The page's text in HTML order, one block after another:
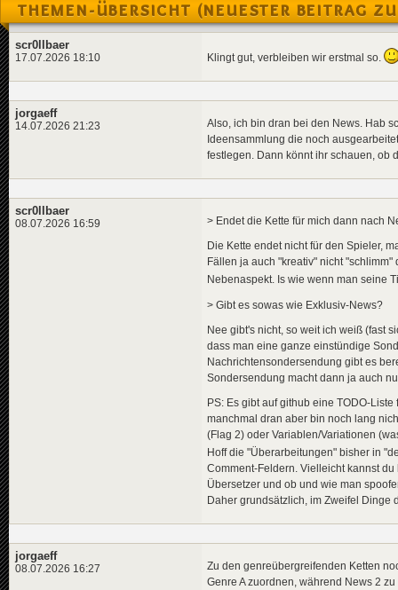
THEMEN-ÜBERSICHT (NEUESTER BEITRAG
scr0llbaer
17.07.2026 18:10 Klingt gut, verbleiben wir erstmal so.
jorgaeff
14.07.2026 21:23
Also, ich bin dran bei den News. Hab
Ideensammlung die noch
festlegen. Dann könnt ihr schauen, ob
scr0llbaer
08.07.2026 16:59 > Endet die Kette für mich dann nach
Die Kette endet nicht für den Spieler,
Fällen ja auch "kreativ" nicht
Nebenaspekt. Is wie wenn man seine
> Gibt es sowas wie Exklusiv-News?
Nee gibt's nicht, so weit ich weiß (fast
dass man eine ganze einstündige
Nachrichtensondersendung gibt es
Sondersendung macht dann ja auch
PS: Es gibt auf github eine TODO-
manchmal dran aber bin noch lang
(Flag 2) oder Variablen/Variationen
Hoff die "Überarbeitungen" bisher in
Comment-Feldern. Vielleicht kannst
Übersetzer und ob und wie man
Daher grundsätzlich, im Zweifel Dinge
jorgaeff
08.07.2026 16:27
Zu den genreübergreifenden Ketten
Genre A zuordnen, während News 2